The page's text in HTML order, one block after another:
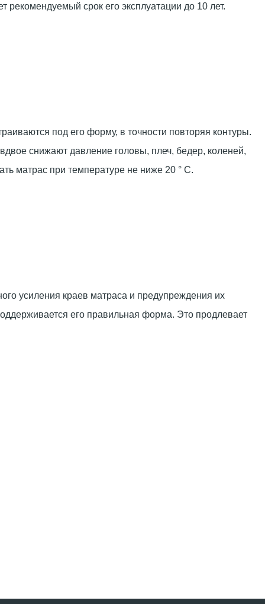
рекомендуемый срок его эксплуатации до 10 лет.
под его форму, в точности повторяя контуры.
снижают давление головы, плеч, бедер, коленей,
матрас при температуре не ниже 20 ° С.
усиления краев матраса и предупреждения их
его правильная форма. Это продлевает